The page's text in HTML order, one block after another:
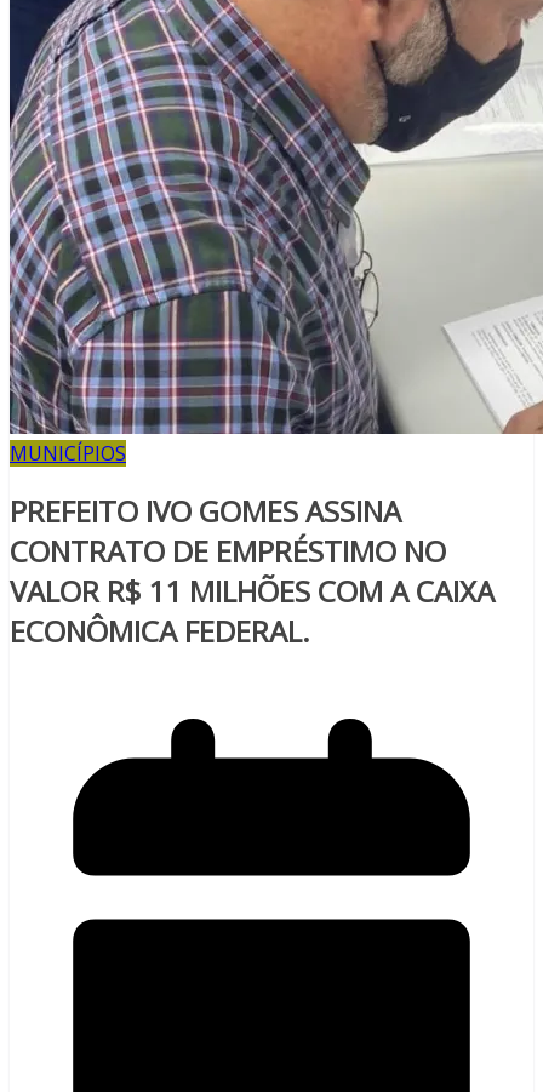
MUNICÍPIOS
PREFEITO IVO GOMES ASSINA
CONTRATO DE EMPRÉSTIMO NO
VALOR R$ 11 MILHÕES COM A CAIXA
ECONÔMICA FEDERAL.